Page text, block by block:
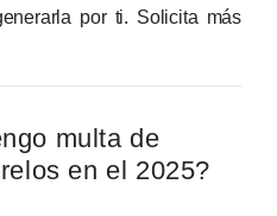
por ti. Solicita más
multa de
en el 2025?